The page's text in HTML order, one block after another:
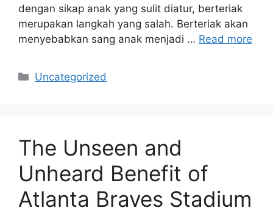
dengan sikap anak yang sulit diatur, berteriak
merupakan langkah yang salah. Berteriak akan
menyebabkan sang anak menjadi … Read more
Categories
Uncategorized
The Unseen and
Unheard Benefit of
Atlanta Braves Stadium